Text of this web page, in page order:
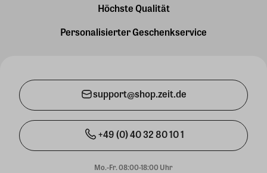
Höchste Qualität
Personalisierter Geschenkservice
support@shop.zeit.de
+49 (0) 40 32 80 10 1
Mo.-Fr. 08:00-18:00 Uhr